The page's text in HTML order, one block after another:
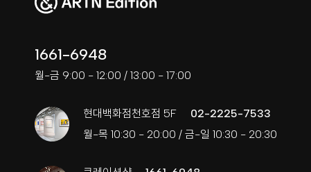
1661-6948
월-금 9:00 - 12:00 / 13:00 - 17:00
현대백화점천호점 5F
02-2225-7533
월-목 10:30 - 20:00 / 금-일 10:30 - 20:30